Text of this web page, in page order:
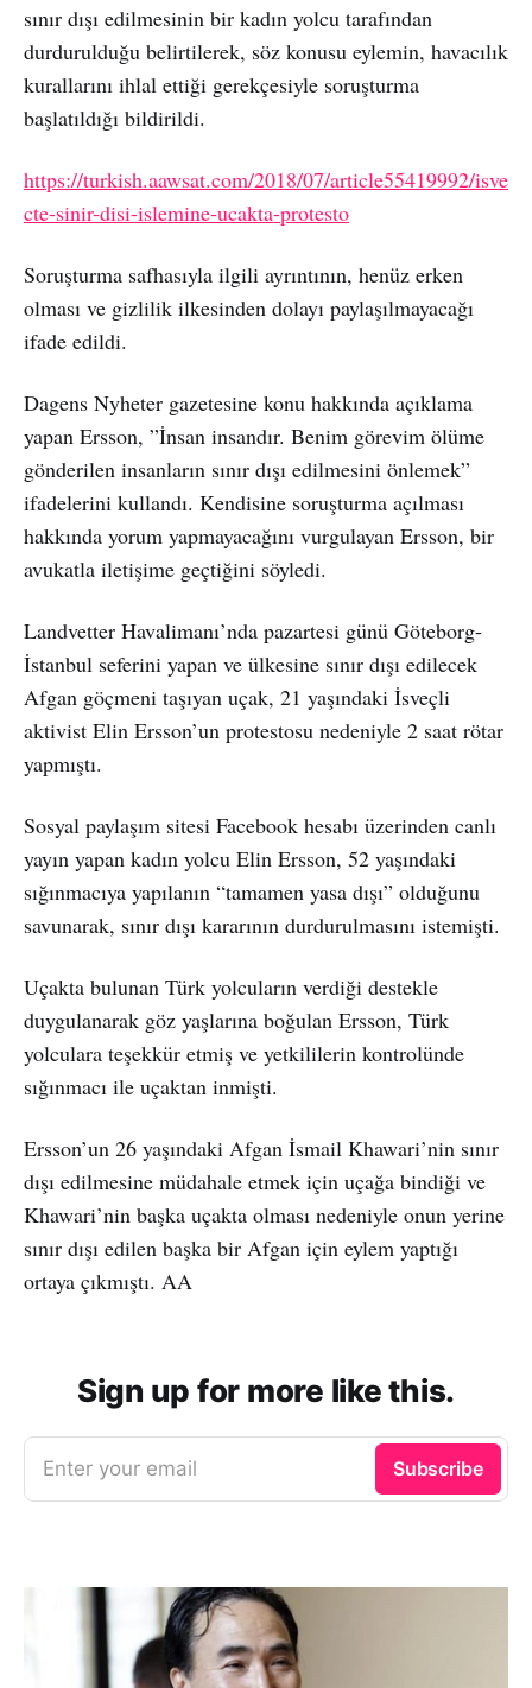
sınır dışı edilmesinin bir kadın yolcu tarafından
durdurulduğu belirtilerek, söz konusu eylemin, havacılık
kurallarını ihlal ettiği gerekçesiyle soruşturma
başlatıldığı bildirildi.
https://turkish.aawsat.com/2018/07/article55419992/isve
cte-sinir-disi-islemine-ucakta-protesto
Soruşturma safhasıyla ilgili ayrıntının, henüz erken
olması ve gizlilik ilkesinden dolayı paylaşılmayacağı
ifade edildi.
Dagens Nyheter gazetesine konu hakkında açıklama
yapan Ersson, ”İnsan insandır. Benim görevim ölüme
gönderilen insanların sınır dışı edilmesini önlemek”
ifadelerini kullandı. Kendisine soruşturma açılması
hakkında yorum yapmayacağını vurgulayan Ersson, bir
avukatla iletişime geçtiğini söyledi.
Landvetter Havalimanı’nda pazartesi günü Göteborg-
İstanbul seferini yapan ve ülkesine sınır dışı edilecek
Afgan göçmeni taşıyan uçak, 21 yaşındaki İsveçli
aktivist Elin Ersson’un protestosu nedeniyle 2 saat rötar
yapmıştı.
Sosyal paylaşım sitesi Facebook hesabı üzerinden canlı
yayın yapan kadın yolcu Elin Ersson, 52 yaşındaki
sığınmacıya yapılanın “tamamen yasa dışı” olduğunu
savunarak, sınır dışı kararının durdurulmasını istemişti.
Uçakta bulunan Türk yolcuların verdiği destekle
duygulanarak göz yaşlarına boğulan Ersson, Türk
yolculara teşekkür etmiş ve yetkililerin kontrolünde
sığınmacı ile uçaktan inmişti.
Ersson’un 26 yaşındaki Afgan İsmail Khawari’nin sınır
dışı edilmesine müdahale etmek için uçağa bindiği ve
Khawari’nin başka uçakta olması nedeniyle onun yerine
sınır dışı edilen başka bir Afgan için eylem yaptığı
ortaya çıkmıştı. AA
Sign up for more like this.
Enter your email Subscribe